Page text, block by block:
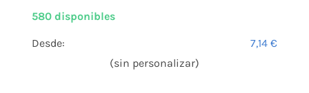
580 disponibles
Desde: 7,14€
(sin personalizar)